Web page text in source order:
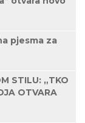
pjesma za
STILU: „TKO
OTVARA